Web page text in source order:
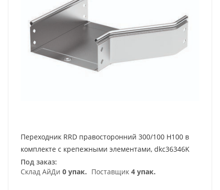
Переходник RRD правосторонний 300/100 H100 в
комплекте с крепежными элементами, dkc36346K
Под заказ:
Склад АйДи 0 упак. Поставщик 4 упак.